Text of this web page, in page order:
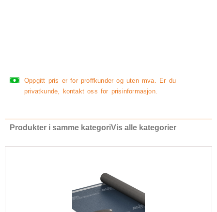
Oppgitt pris er for proffkunder og uten mva. Er du
privatkunde, kontakt oss for prisinformasjon.
Produkter i samme kategoriVis alle kategorier